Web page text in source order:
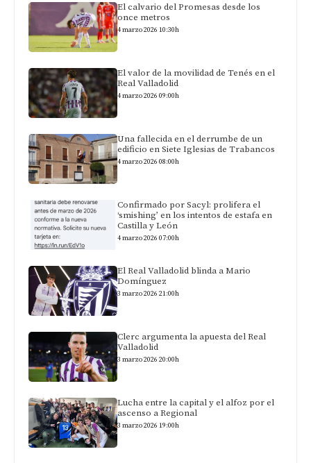
El calvario del Promesas desde los
once metros
4 marzo 2026 10:30h
El valor de la movilidad de Tenés en el
Real Valladolid
4 marzo 2026 09:00h
Una fallecida en el derrumbe de un
edificio en Siete Iglesias de Trabancos
4 marzo 2026 08:00h
Confirmado por Sacyl: prolifera el
‘smishing’ en los intentos de estafa en
Castilla y León
4 marzo 2026 07:00h
El Real Valladolid blinda a Mario
Domínguez
3 marzo 2026 21:00h
Clerc argumenta la apuesta del Real
Valladolid
3 marzo 2026 20:00h
Lucha entre la capital y el alfoz por el
ascenso a Regional
3 marzo 2026 19:00h